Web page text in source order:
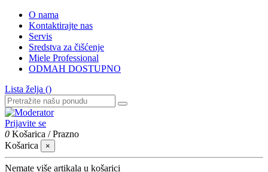
O nama
Kontaktirajte nas
Servis
Sredstva za čišćenje
Miele Professional
ODMAH DOSTUPNO
Lista želja ()
Prijavite se
0 Košarica /Prazno
Košarica
×
Nemate više artikala u košarici